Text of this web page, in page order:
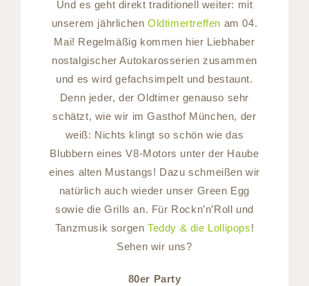
Und es geht direkt traditionell weiter: mit
unserem jährlichenOldtimertreffen am 04.
Mai! Regelmäßig kommen hier Liebhaber
nostalgischer Autokarosserien zusammen
und es wird gefachsimpelt und bestaunt.
Denn jeder, der Oldtimer genauso sehr
schätzt, wie wir im Gasthof München, der
weiß: Nichts klingt so schön wie das
Blubbern eines V8-Motors unter der Haube
eines alten Mustangs! Dazu schmeißen wir
natürlich auch wieder unser Green Egg
sowie die Grills an. Für Rockn’n’Roll und
Tanzmusik sorgen Teddy & die Lollipops!
Sehen wir uns?
80er Party